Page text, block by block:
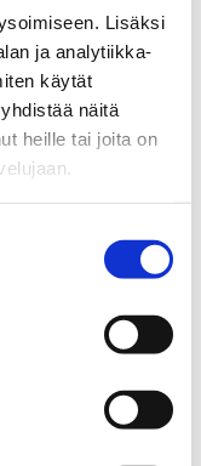
Lisäksi
ja analytiikka-
käytät
näitä
heille tai joita on
lain